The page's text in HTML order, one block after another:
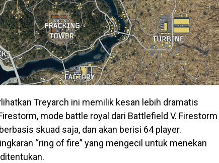
Treyarch ini memilik kesan lebih dramatis
mode battle royal dari Battlefield V. Firestorm
skuad saja, dan akan berisi 64 player.
“ring of fire” yang mengecil untuk menekan